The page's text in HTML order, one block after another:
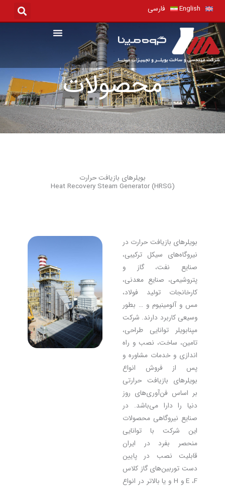
پرش
محتوا
English فارسی
محصولات
بویلرهای بازیافت حرارت
Heat Recovery Steam Generator (HRSG)
بویلرهای بازیافت حرارت در
نیروگاه‌های سیکل ترکیبی،
صنایع نفت، گاز و
پتروشیمی، صنایع معدنی،
کارخانجات تولید فولاد،
مس و آلومینیوم و … بطور
وسیعی کاربرد دارند. شرکت
مپنابویلر توانایی طراحی،
تامین، ساخت، نصب و راه
اندازی و خدمات مشاوره و
پس از فروش انواع
بویلرهای بازیافت حرارتی
بر اساس فن‌آوری‌های روز
دنیا را دارا می‌باشد. در
صنایع نیروگاهی محصولات
این شرکت با توانایی
منحصر بفرد در ایران
قابلیت نصب در پایین
دست توربین‌های گاز کلاس
E ،F و H و یا بالاتر در انواع